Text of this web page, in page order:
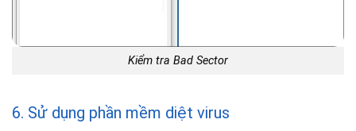
Kiểm tra Bad Sector
6. Sử dụng phần mềm diệt virus